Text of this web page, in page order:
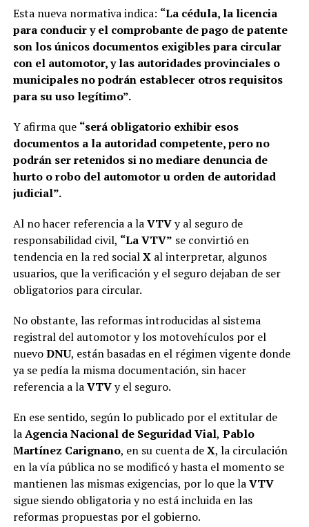
Esta nueva normativa indica: “La cédula, la licencia
para conducir y el comprobante de pago de patente
son los únicos documentos exigibles para circular
con el automotor, y las autoridades provinciales o
municipales no podrán establecer otros requisitos
para su uso legítimo”.
Y afirma que “será obligatorio exhibir esos
documentos a la autoridad competente, pero no
podrán ser retenidos si no mediare denuncia de
hurto o robo del automotor u orden de autoridad
judicial”.
Al no hacer referencia a laVTVy al seguro de
responsabilidad civil, “La VTV” se convirtió en
tendencia en la red socialXal interpretar, algunos
usuarios, que la verificación y el seguro dejaban de ser
obligatorios para circular.
No obstante, las reformas introducidas al sistema
registral del automotor y los motovehículos por el
nuevoDNU, están basadas en el régimen vigente donde
ya se pedía la misma documentación, sin hacer
referencia a laVTVy el seguro.
En ese sentido, según lo publicado por el extitular de
laAgencia Nacional de Seguridad Vial, Pablo
Martínez Carignano, en su cuenta deX, la circulación
en la vía pública no se modificó y hasta el momento se
mantienen las mismas exigencias, por lo que laVTV
sigue siendo obligatoria y no está incluida en las
reformas propuestas por el gobierno.